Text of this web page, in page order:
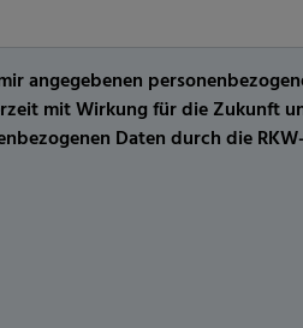
angegebenen
mit Wirkung für die
Daten durch die